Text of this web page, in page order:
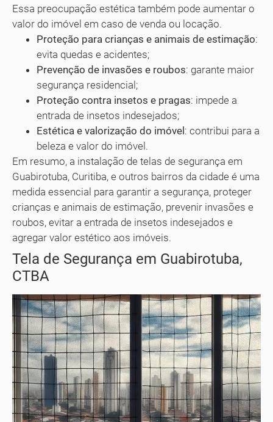
Essa preocupação estética também pode aumentar o
valor do imóvel em caso de venda ou locação.
Proteção para crianças e animais de estimação:
evita quedas e acidentes;
Prevenção de invasões e roubos: garante maior
segurança residencial;
Proteção contra insetos e pragas: impede a
entrada de insetos indesejados;
Estética e valorização do imóvel: contribui para a
beleza e valor do imóvel.
Em resumo, a instalação de telas de segurança em
Guabirotuba, Curitiba, e outros bairros da cidade é uma
medida essencial para garantir a segurança, proteger
crianças e animais de estimação, prevenir invasões e
roubos, evitar a entrada de insetos indesejados e
agregar valor estético aos imóveis.
Tela de Segurança em Guabirotuba,
CTBA